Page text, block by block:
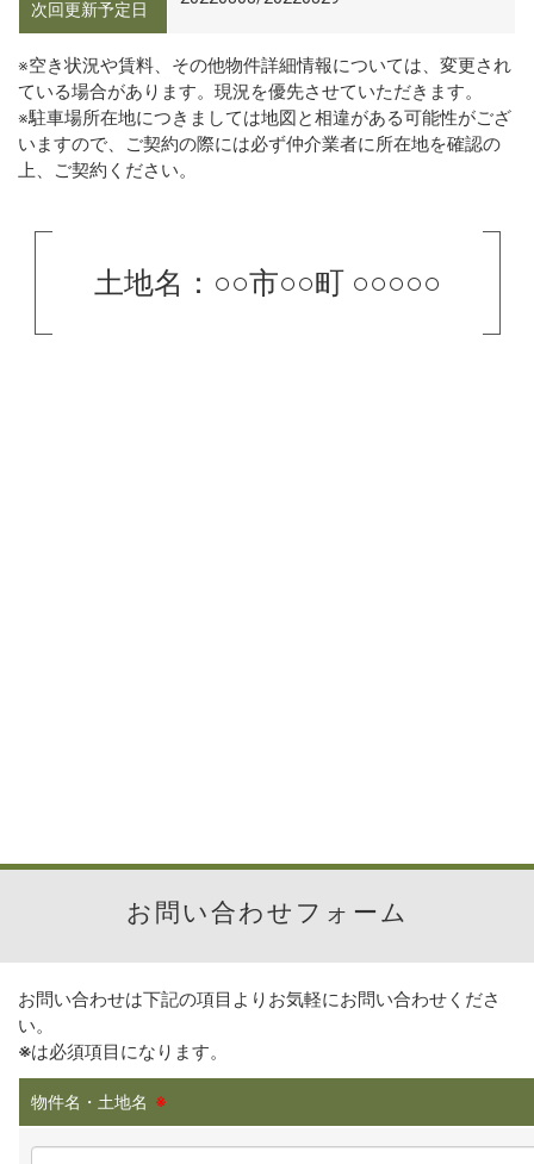
次回更新予定日
※空き状況や賃料、その他物件詳細情報については、変更され
ている場合があります。現況を優先させていただきます。
※駐車場所在地につきましては地図と相違がある可能性がござ
いますので、ご契約の際には必ず仲介業者に所在地を確認の
上、ご契約ください。
土地名：○○市○○町 ○○○○○
お問い合わせフォーム
お問い合わせは下記の項目よりお気軽にお問い合わせくださ
い。
※は必須項目になります。
物件名・土地名 ※